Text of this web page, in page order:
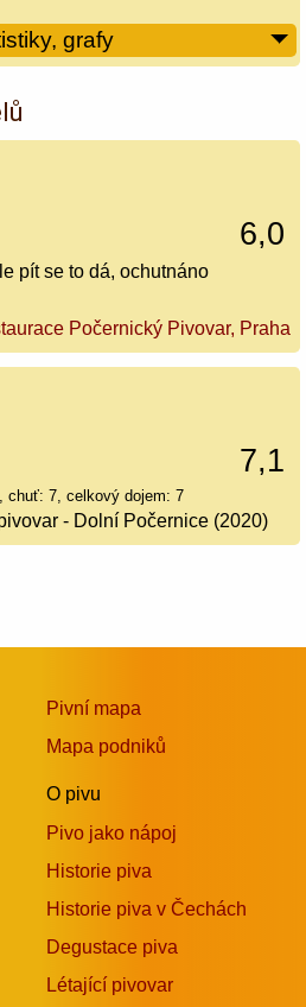
grafy
6,0
pít se to dá, ochutnáno
Počernický Pivovar, Praha
7,1
chuť: 7, celkový dojem: 7
- Dolní Počernice (2020)
Pivní mapa
Mapa podniků
O pivu
Pivo jako nápoj
Historie piva
Historie piva v Čechách
Degustace piva
Létající pivovar